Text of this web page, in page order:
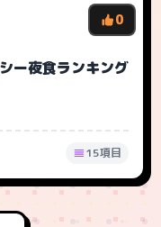
0
ー夜食ランキング
15項目